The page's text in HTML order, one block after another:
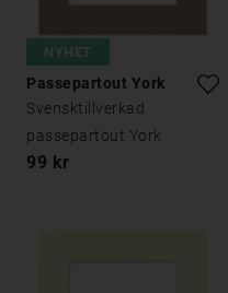
NYHET
Passepartout York
Svensktillverkad
passepartout York
99 kr